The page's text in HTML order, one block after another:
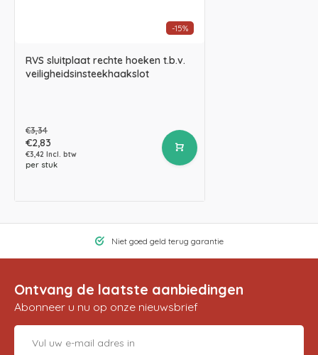
-15%
RVS sluitplaat rechte hoeken t.b.v.
veiligheidsinsteekhaakslot
€3,34
€2,83
€3,42 Incl. btw
per stuk
Niet goed geld terug garantie
Ontvang de laatste aanbiedingen
Abonneer u nu op onze nieuwsbrief